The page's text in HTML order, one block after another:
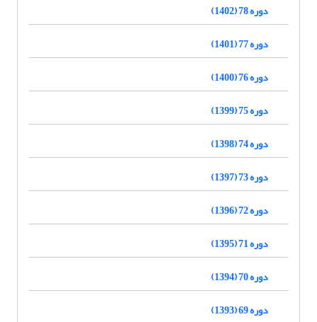
دوره 78 (1402)
دوره 77 (1401)
دوره 76 (1400)
دوره 75 (1399)
دوره 74 (1398)
دوره 73 (1397)
دوره 72 (1396)
دوره 71 (1395)
دوره 70 (1394)
دوره 69 (1393)